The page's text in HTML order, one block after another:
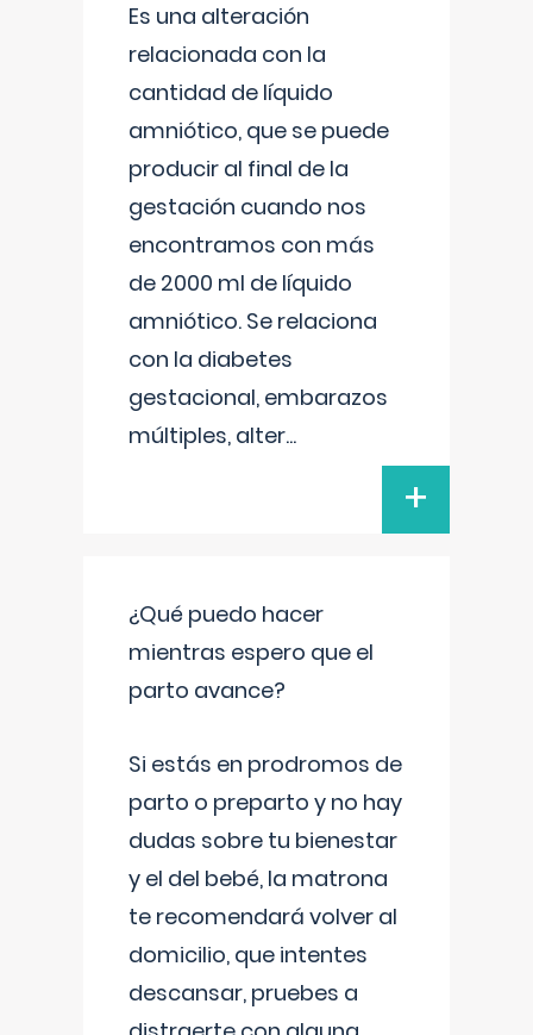
Es una alteración
relacionada con la
cantidad de líquido
amniótico, que se puede
producir al final de la
gestación cuando nos
encontramos con más
de 2000 ml de líquido
amniótico. Se relaciona
con la diabetes
gestacional, embarazos
múltiples, alter...
+
¿Qué puedo hacer
mientras espero que el
parto avance?
Si estás en prodromos de
parto o preparto y no hay
dudas sobre tu bienestar
y el del bebé, la matrona
te recomendará volver al
domicilio, que intentes
descansar, pruebes a